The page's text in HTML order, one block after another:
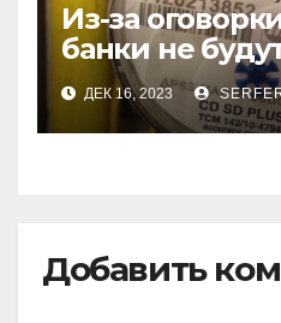
Из-за
банки не
пенсионеров
ДЕК 16, 2023
Добавить